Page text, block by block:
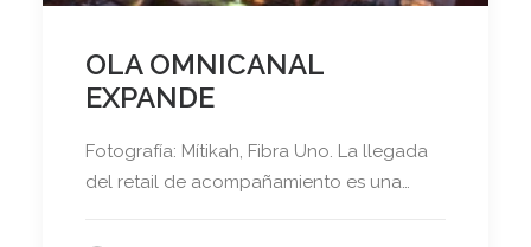
OLA OMNICANAL
EXPANDE
Fotografía: Mítikah, Fibra Uno. La llegada
del retail de acompañamiento es una…